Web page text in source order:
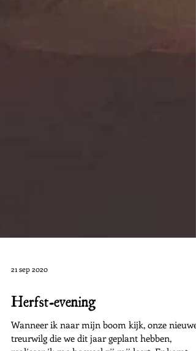
Herfst-evening
Wanneer ik naar mijn boom kijk, onze nieuwe